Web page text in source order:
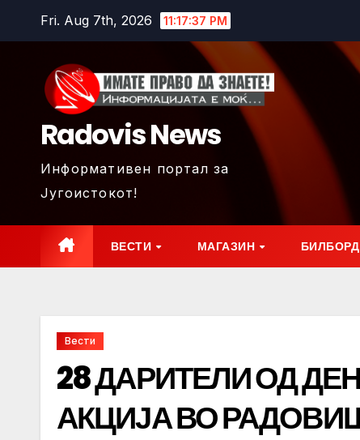
Fri. Aug 7th, 2026 11:17:39 PM
Radovis News
Информативен портал за
Југоистокот!
ВЕСТИ МАГАЗИН БИЛБОРД
Вести
28 ДАРИТЕЛИ ОД
АКЦИЈА ВО